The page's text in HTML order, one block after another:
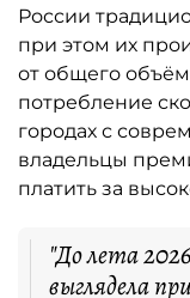
России
при этом их
от общего
потребление
городах с
владельцы
платить за
"До лета
выглядела